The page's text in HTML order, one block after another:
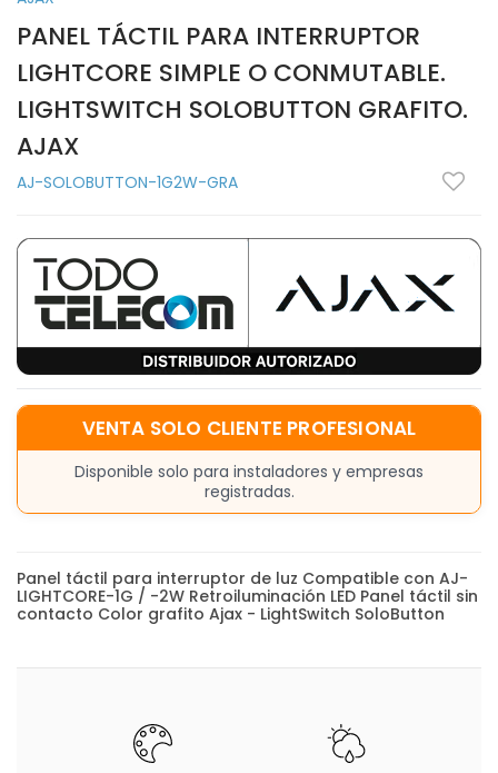
PANEL TÁCTIL PARA INTERRUPTOR
LIGHTCORE SIMPLE O CONMUTABLE.
LIGHTSWITCH SOLOBUTTON GRAFITO.
AJAX
AJ-SOLOBUTTON-1G2W-GRA
VENTA SOLO CLIENTE PROFESIONAL
Disponible solo para instaladores y empresas
registradas.
Panel táctil para interruptor de luz Compatible con AJ-
LIGHTCORE-1G / -2W Retroiluminación LED Panel táctil sin
contacto Color grafito Ajax - LightSwitch SoloButton